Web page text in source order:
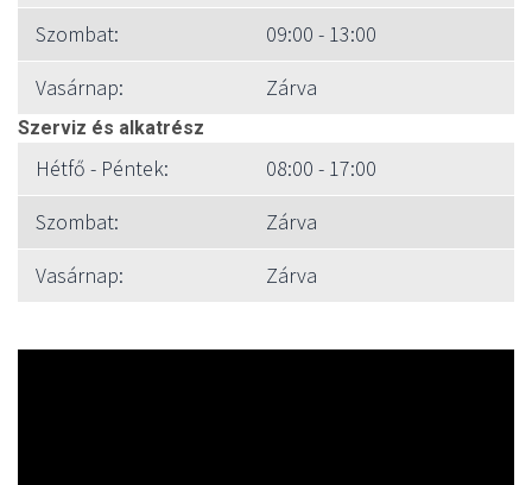
Szombat:
09:00 - 13:00
Vasárnap:
Zárva
Szerviz és alkatrész
Hétfő - Péntek:
08:00 - 17:00
Szombat:
Zárva
Vasárnap:
Zárva